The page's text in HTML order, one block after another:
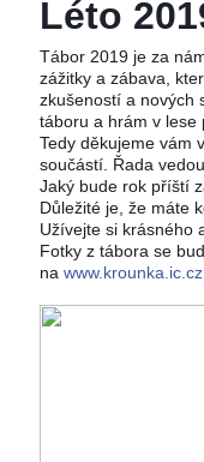
Léto
Tábor 2019 je za
zážitky a zábava,
zkušeností a nových
táboru a hrám v lese
Tedy děkujeme vám
součástí. Řada
Jaký bude rok příští
Důležité je, že máte
Užívejte si krásného
Fotky z tábora se
na www.krounka.ic.cz